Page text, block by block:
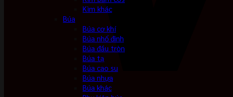
Kìm khác
Búa
Búa cơ khí
Búa nhổ đinh
Búa đầu tròn
Búa tạ
Búa cao su
Búa nhựa
Búa khác